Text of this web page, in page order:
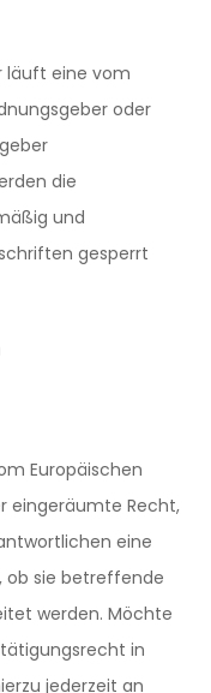
läuft eine vom
oder
die
und
gesperrt
Europäischen
eingeräumte Recht,
eine
ob sie betreffende
werden. Möchte
in
jederzeit an